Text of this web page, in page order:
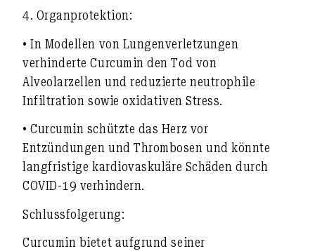
4. Organprotektion:
• In Modellen von Lungenverletzungen
verhinderte Curcumin den Tod von
Alveolarzellen und reduzierte neutrophile
Infiltration sowie oxidativen Stress.
• Curcumin schützte das Herz vor
Entzündungen und Thrombosen und könnte
langfristige kardiovaskuläre Schäden durch
COVID-19 verhindern.
Schlussfolgerung:
Curcumin bietet aufgrund seiner